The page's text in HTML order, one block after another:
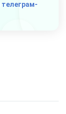
телеграм-